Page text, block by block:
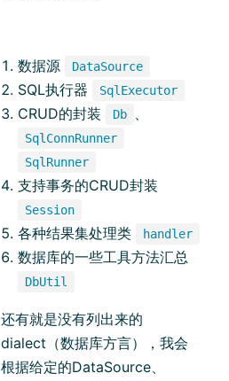
数据源 DataSource
SQL执行器 SqlExecutor
CRUD的封装 Db 、
SqlConnRunner
SqlRunner
支持事务的CRUD封装
Session
各种结果集处理类 handler
数据库的一些工具方法汇总
DbUtil
还有就是没有列出来的
dialect（数据库方言），我会
根据给定的DataSource、